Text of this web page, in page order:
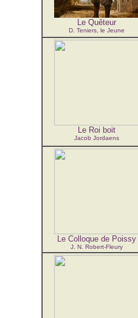
Le Quêteur
D. Teniers, le Jeune
Le Roi boit
Jacob Jordaens
Le Colloque de Poissy
J. N. Robert-Fleury